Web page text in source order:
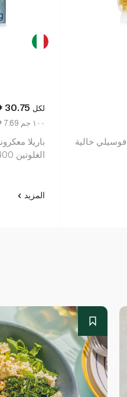
خالية
30.75 لكل
7.69 ١٠٠ جم
باريلا
الغلوتين 400 غرام
المزيد